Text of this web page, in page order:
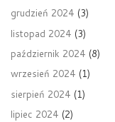
grudzień 2024 (3)
listopad 2024 (3)
październik 2024 (8)
wrzesień 2024 (1)
sierpień 2024 (1)
lipiec 2024 (2)